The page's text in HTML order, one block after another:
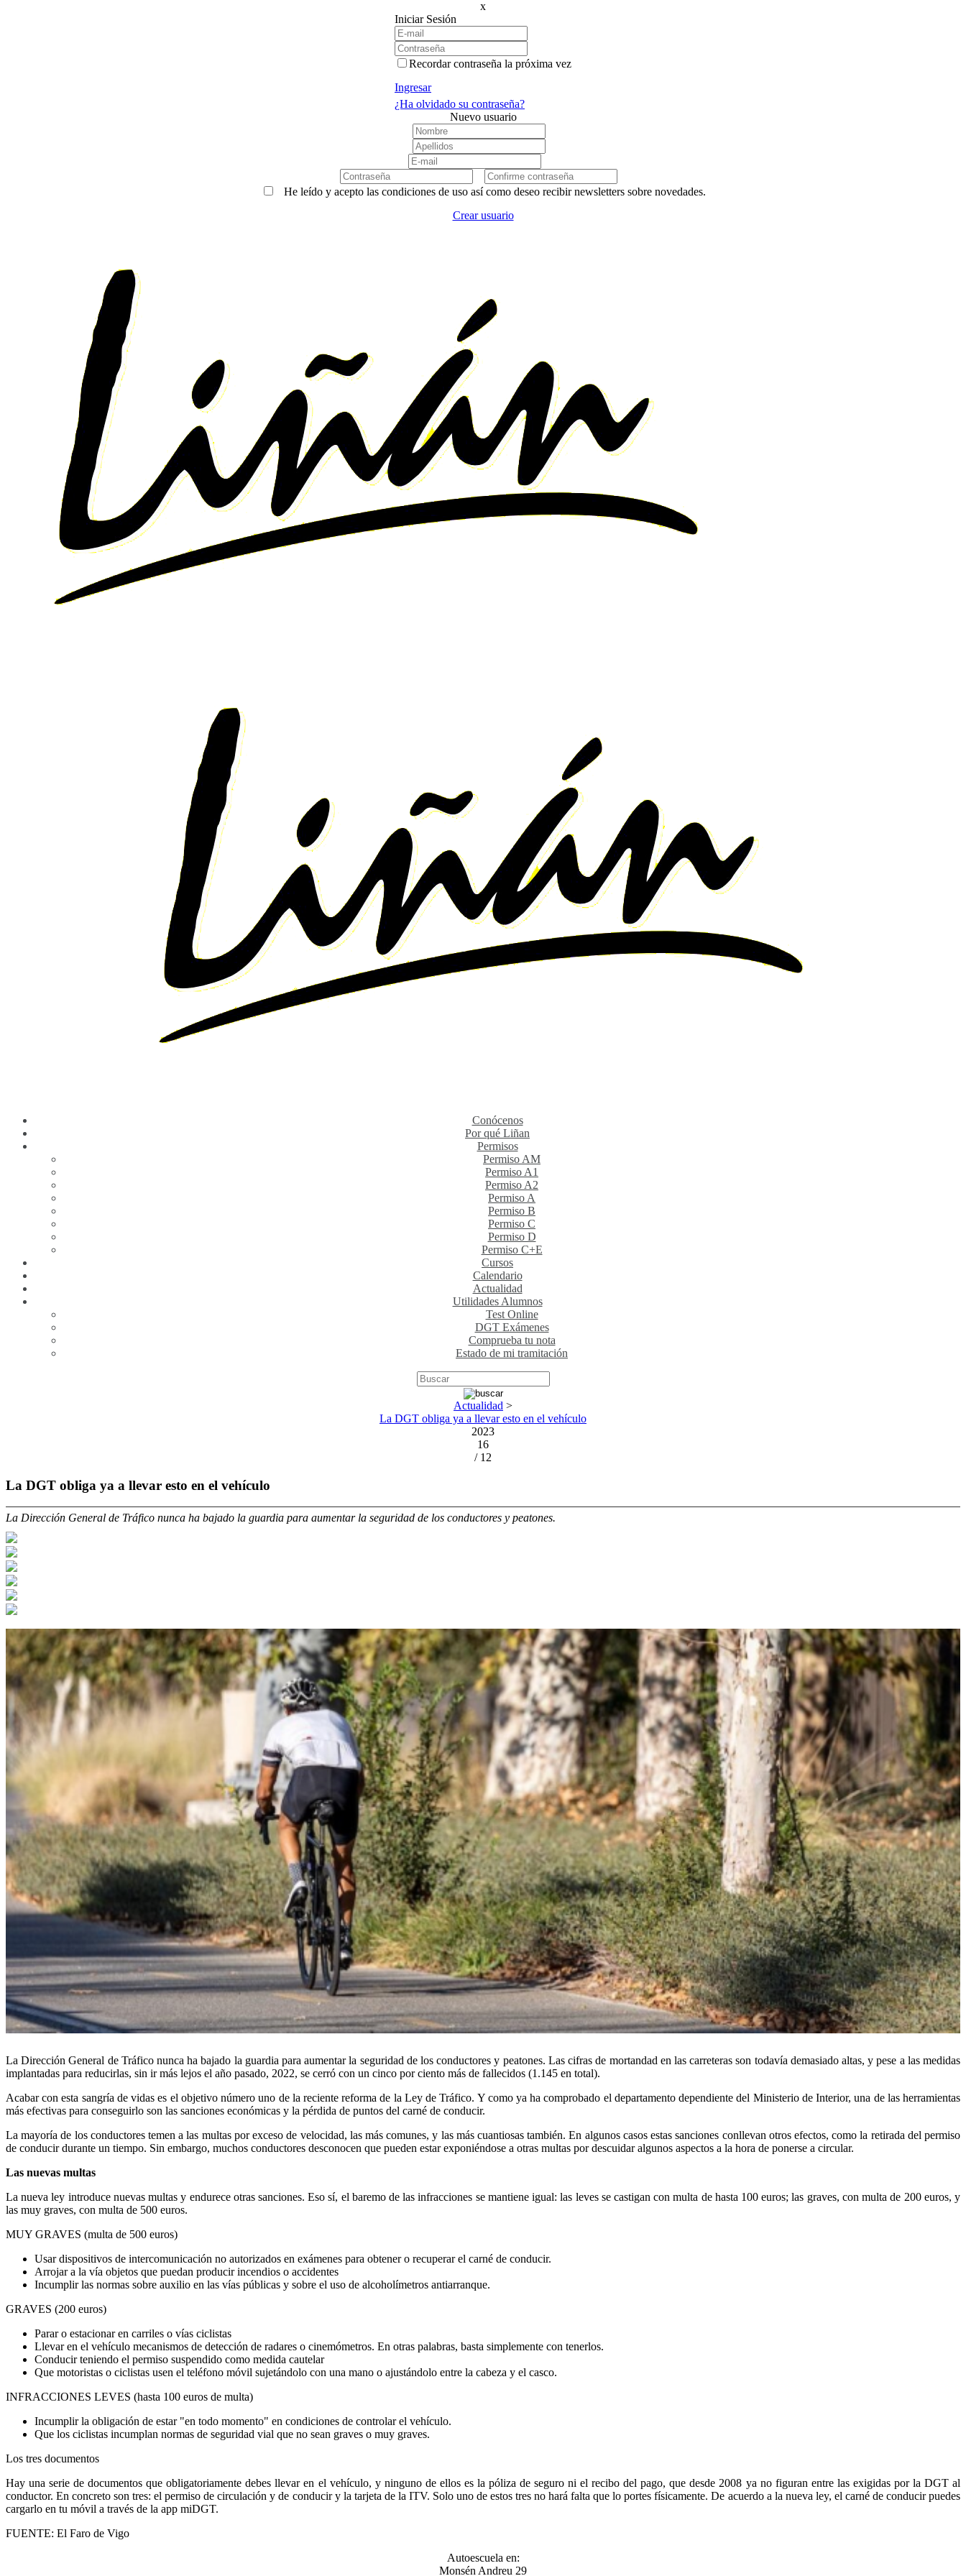
x
Iniciar Sesión
Recordar contraseña la próxima vez
Ingresar
¿Ha olvidado su contraseña?
Nuevo usuario
He leído y acepto las condiciones de uso así como deseo recibir newsletters sobre novedades.
Crear usuario
Conócenos
Por qué Liñan
Permisos
Permiso AM
Permiso A1
Permiso A2
Permiso A
Permiso B
Permiso C
Permiso D
Permiso C+E
Cursos
Calendario
Actualidad
Utilidades Alumnos
Test Online
DGT Exámenes
Comprueba tu nota
Estado de mi tramitación
Actualidad >
La DGT obliga ya a llevar esto en el vehículo
2023
16
/ 12
La DGT obliga ya a llevar esto en el vehículo
La Dirección General de Tráfico nunca ha bajado la guardia para aumentar la seguridad de los conductores y peatones.
La Dirección General de Tráfico nunca ha bajado la guardia para aumentar la seguridad de los conductores y peatones. Las cifras de mortandad en las carreteras son todavía demasiado altas, y pese a las medidas
implantadas para reducirlas, sin ir más lejos el año pasado, 2022, se cerró con un cinco por ciento más de fallecidos (1.145 en total).
Acabar con esta sangría de vidas es el objetivo número uno de la reciente reforma de la Ley de Tráfico. Y como ya ha comprobado el departamento dependiente del Ministerio de Interior, una de las herramientas
más efectivas para conseguirlo son las sanciones económicas y la pérdida de puntos del carné de conducir.
La mayoría de los conductores temen a las multas por exceso de velocidad, las más comunes, y las más cuantiosas también. En algunos casos estas sanciones conllevan otros efectos, como la retirada del permiso
de conducir durante un tiempo. Sin embargo, muchos conductores desconocen que pueden estar exponiéndose a otras multas por descuidar algunos aspectos a la hora de ponerse a circular.
Las nuevas multas
La nueva ley introduce nuevas multas y endurece otras sanciones. Eso sí, el baremo de las infracciones se mantiene igual: las leves se castigan con multa de hasta 100 euros; las graves, con multa de 200 euros, y
las muy graves, con multa de 500 euros.
MUY GRAVES (multa de 500 euros)
Usar dispositivos de intercomunicación no autorizados en exámenes para obtener o recuperar el carné de conducir.
Arrojar a la vía objetos que puedan producir incendios o accidentes
Incumplir las normas sobre auxilio en las vías públicas y sobre el uso de alcoholímetros antiarranque.
GRAVES (200 euros)
Parar o estacionar en carriles o vías ciclistas
Llevar en el vehículo mecanismos de detección de radares o cinemómetros. En otras palabras, basta simplemente con tenerlos.
Conducir teniendo el permiso suspendido como medida cautelar
Que motoristas o ciclistas usen el teléfono móvil sujetándolo con una mano o ajustándolo entre la cabeza y el casco.
INFRACCIONES LEVES (hasta 100 euros de multa)
Incumplir la obligación de estar "en todo momento" en condiciones de controlar el vehículo.
Que los ciclistas incumplan normas de seguridad vial que no sean graves o muy graves.
Los tres documentos
Hay una serie de documentos que obligatoriamente debes llevar en el vehículo, y ninguno de ellos es la póliza de seguro ni el recibo del pago, que desde 2008 ya no figuran entre las exigidas por la DGT al
conductor. En concreto son tres: el permiso de circulación y de conducir y la tarjeta de la ITV. Solo uno de estos tres no hará falta que lo portes físicamente. De acuerdo a la nueva ley, el carné de conducir puedes
cargarlo en tu móvil a través de la app miDGT.
FUENTE: El Faro de Vigo
Autoescuela en:
Monsén Andreu 29